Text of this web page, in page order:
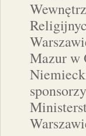
Mazur w